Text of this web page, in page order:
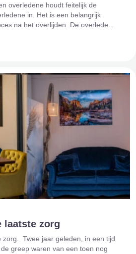
overledene houdt feitelijk de
in. Het is een belangrijk
na het overlijden. De overledene
laatste zorg
zorg. Twee jaar geleden, in een tijd
greep waren van een toen nog